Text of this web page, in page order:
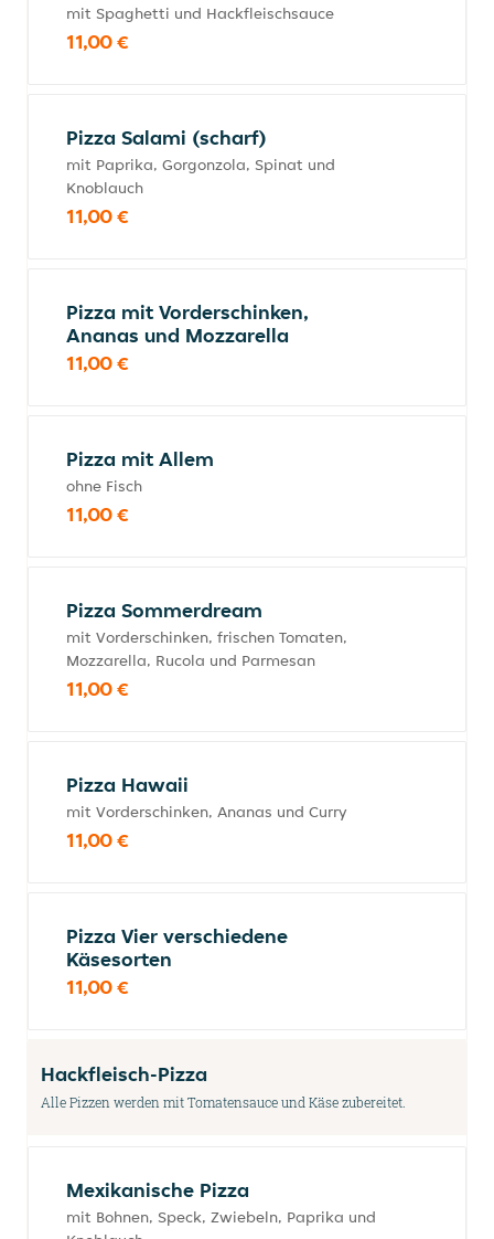
mit Spaghetti und Hackfleischsauce
11,00 €
Pizza Salami (scharf)
mit Paprika, Gorgonzola, Spinat und
Knoblauch
11,00 €
Pizza mit Vorderschinken,
Ananas und Mozzarella
11,00 €
Pizza mit Allem
ohne Fisch
11,00 €
Pizza Sommerdream
mit Vorderschinken, frischen Tomaten,
Mozzarella, Rucola und Parmesan
11,00 €
Pizza Hawaii
mit Vorderschinken, Ananas und Curry
11,00 €
Pizza Vier verschiedene
Käsesorten
11,00 €
Hackfleisch-Pizza
Alle Pizzen werden mit Tomatensauce und Käse zubereitet.
Mexikanische Pizza
mit Bohnen, Speck, Zwiebeln, Paprika und